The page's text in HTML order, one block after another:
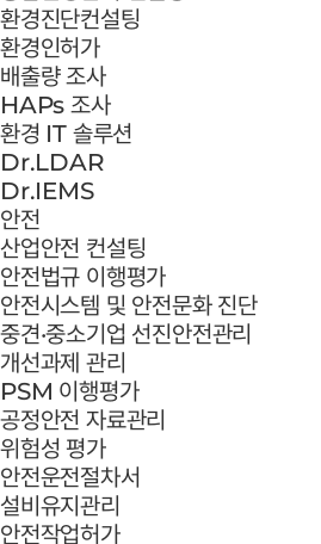
환경진단컨설팅
환경인허가
배출량 조사
HAPs 조사
환경 IT 솔루션
Dr.LDAR
Dr.IEMS
안전
산업안전 컨설팅
안전법규 이행평가
안전시스템 및 안전문화 진단
중견·중소기업 선진안전관리
개선과제 관리
PSM 이행평가
공정안전 자료관리
위험성 평가
안전운전절차서
설비유지관리
안전작업허가